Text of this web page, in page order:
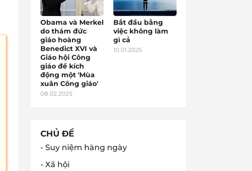
Obama và Merkel
do thám đức
giáo hoàng
Benedict XVI và
Giáo hội Công
giáo để kích
động một 'Mùa
xuân Công giáo'
08.02.2025
Bắt đầu bằng
việc không làm
gì cả
10.01.2025
CHỦ ĐỀ
- Suy niệm hàng ngày
- Xã hội